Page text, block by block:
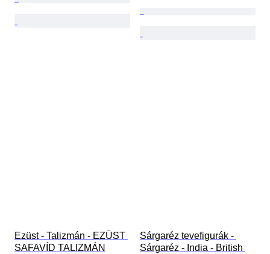
Ezüst - Talizmán - EZÜST
SAFAVÍD TALIZMÁN
Sárgaréz tevefigurák -
Sárgaréz - India - British